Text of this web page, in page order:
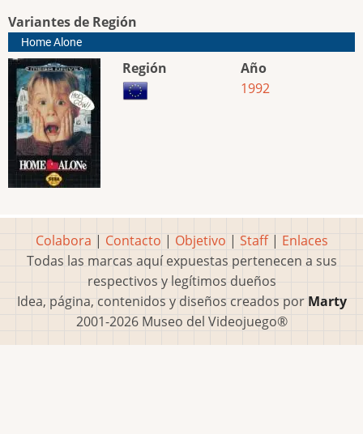
Variantes de Región
Home Alone
Región
Año
1992
Colabora | Contacto | Objetivo | Staff| Enlaces
Todas las marcas aquí expuestas pertenecen a sus
respectivos y legítimos dueños
Idea, página, contenidos y diseños creados por Marty
2001-2026 Museo del Videojuego®